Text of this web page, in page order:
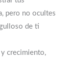
pero no ocultes
de ti
y crecimiento,